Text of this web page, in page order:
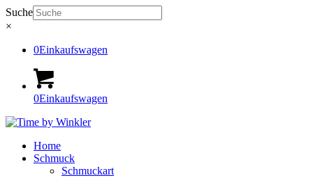
Suche
×
0Einkaufswagen
0Einkaufswagen
Home
Schmuck
Schmuckart